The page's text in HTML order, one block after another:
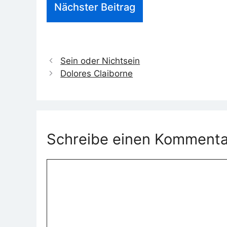
Nächster Beitrag
Sein oder Nichtsein
Dolores Claiborne
Schreibe einen